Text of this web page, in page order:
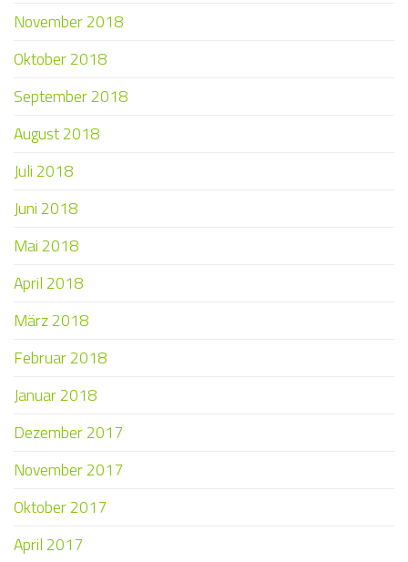
November 2018
Oktober 2018
September 2018
August 2018
Juli 2018
Juni 2018
Mai 2018
April 2018
März 2018
Februar 2018
Januar 2018
Dezember 2017
November 2017
Oktober 2017
April 2017